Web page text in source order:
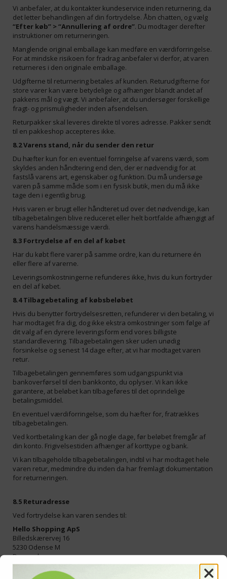
Vi anbefaler, at du kontakter kundeservice inden returnering, da
det letter behandlingen af din fortrydelse. Åbn chatten, og vælg
“Efter køb” > “Annullering af ordre”. Du modtager derefter
instruktioner om returneringen.
Manglende original emballage kan medføre en værdiforringelse.
For at mindske risikoen for fradrag anbefaler vi derfor, at varen
returneres i den originale emballage.
Udgifterne til returnering betales af kunden. Returudgifterne for
store varer kan være betydelige og afhænger blandt andet af
pakkens mål og vægt. Vi anbefaler, at du undersøger forskellige
fragt- og prismuligheder inden afsendelsen.
Returpakker skal leveres direkte til vores adresse. Pakker sendt
til en pakkeshop accepteres ikke.
8.2 Varens stand, når du sender den retur
Du hæfter kun for en eventuel forringelse af varens værdi, som
skyldes anden håndtering end den, der er nødvendig for at
fastslå varens art, egenskaber og funktion. Du må undersøge
varen på samme måde som i en fysisk butik, men du må ikke
tage den i egentlig brug.
Hvis varen er brugt eller håndteret ud over det nødvendige, kan
tilbagebetalingen blive reduceret eller helt bortfalde afhængigt af
varens handelsmæssige værdi.
8.3 Fortrydelse af en del af købet
Har du købt flere varer på samme ordre, kan du returnere én
eller flere af varerne.
Leveringsomkostningerne refunderes ikke, hvis du kun fortryder
en del af købet.
8.4 Tilbagebetaling af købsbeløbet
Hvis du benytter fortrydelsesretten, refunderer vi den betaling, vi
har modtaget fra dig, dog ikke ekstra omkostninger som følge af
dit valg af en dyrere leveringsform end vores billigste
standardlevering. Tilbagebetalingen sker uden unødig
forsinkelse og senest 14 dage efter, at vi har modtaget varen
retur.
Tilbagebetalingen gennemføres som udgangspunkt via
bankoverførsel til den bankkonto, du oplyser. Vi kan ikke
garantere, at beløbet kan tilbageføres til det oprindelige
betalingsmiddel.
En eventuel værdiforringelse, som du hæfter for, fratrækkes
tilbagebetalingen.
Ved kortbetaling kan der gå nogle dage, før beløbet fremgår af
din konto. Frigivelsestiden afhænger af korttype og bank.
Vi kan tilbageholde tilbagebetalingen, indtil vi har modtaget hele
varen retur, medmindre du inden da har fremlagt dokumentation
for returneringen.
8.5 Returadresse
Ved fortrydelse kan varen sendes til:
Hello Shopping ApS
Billedskærervej 16
5230 Odense M
Danmark
Det er muligt at returnere varer personligt på adressen.